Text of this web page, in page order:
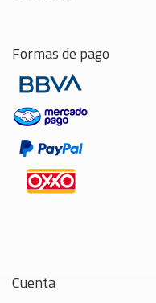
Formas de pago
Cuenta